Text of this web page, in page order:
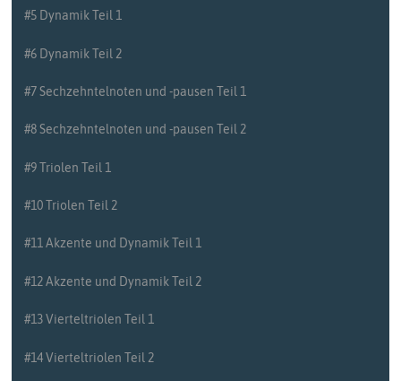
#5 Dynamik Teil 1
#6 Dynamik Teil 2
#7 Sechzehntelnoten und -pausen Teil 1
#8 Sechzehntelnoten und -pausen Teil 2
#9 Triolen Teil 1
#10 Triolen Teil 2
#11 Akzente und Dynamik Teil 1
#12 Akzente und Dynamik Teil 2
#13 Vierteltriolen Teil 1
#14 Vierteltriolen Teil 2